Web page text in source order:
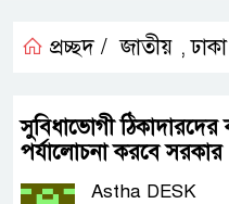
প্রচ্ছদ / জাতীয় ,ঢাকা
সুবিধাভোগী
পর্যালোচনা করবে সরকার
Astha DESK